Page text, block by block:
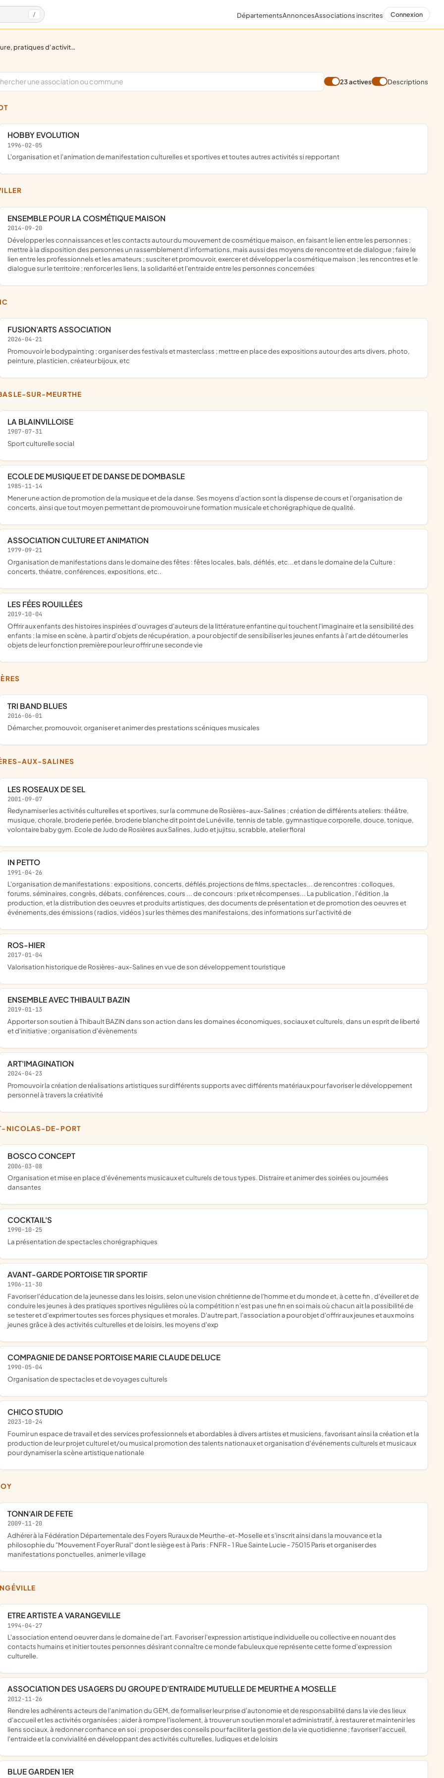
/ DépartementsAnnoncesAssociations inscrites Connexion
pratiques d'activités artistiques, culturelles
23 actives Descriptions
HOBBY EVOLUTION
1996-02-05
l'organisation et l'animation de manifestation culturelles et sportives et toutes autres activités si repportant
ENSEMBLE POUR LA COSMÉTIQUE MAISON
2014-09-20
développer les connaissances et les contacts autour du mouvement de cosmétique maison, en faisant le lien entre les personnes ;
mettre à la disposition des personnes un rassemblement d'informations, mais aussi des moyens de rencontre et de dialogue ; faire le
lien entre les professionnels et les amateurs ; susciter et promouvoir, exercer et développer la cosmétique maison ; les rencontres et le
dialogue sur le territoire ; renforcer les liens, la solidarité et l'entraide entre les personnes concernées
FUSION'ARTS ASSOCIATION
2026-04-21
promouvoir le bodypainting ; organiser des festivals et masterclass ; mettre en place des expositions autour des arts divers, photo,
peinture, plasticien, créateur bijoux, etc
SUR-MEURTHE
LA BLAINVILLOISE
1907-07-31
Sport culturelle social
ECOLE DE MUSIQUE ET DE DANSE DE DOMBASLE
1985-11-14
mener une action de promotion de la musique et de la danse. Ses moyens d'action sont la dispense de cours et l'organisation de
concerts, ainsi que tout moyen permettant de promouvoir une formation musicale et chorégraphique de qualité.
ASSOCIATION CULTURE ET ANIMATION
1979-09-21
Organisation de manifestations dans le domaine des fêtes : fêtes locales, bals, défilés, etc...et dans le domaine de la Culture :
concerts, théatre, conférences, expositions, etc..
LES FÉES ROUILLÉES
2019-10-04
offrir aux enfants des histoires inspirées d'ouvrages d'auteurs de la littérature enfantine qui touchent l'imaginaire et la sensibilité des
enfants ; la mise en scène, à partir d'objets de récupération, a pour objectif de sensibiliser les jeunes enfants à l'art de détourner les
objets de leur fonction première pour leur offrir une seconde vie
TRI BAND BLUES
2016-06-01
démarcher, promouvoir, organiser et animer des prestations scéniques musicales
AUX-SALINES
LES ROSEAUX DE SEL
2001-09-07
redynamiser les activités culturelles et sportives, sur la commune de Rosières-aux-Salines ; création de différents ateliers: théâtre,
musique, chorale, broderie perlée, broderie blanche dit point de Lunéville, tennis de table, gymnastique corporelle, douce, tonique,
volontaire baby gym. Ecole de Judo de Rosières aux Salines, Judo et jujitsu, scrabble, atelier floral
IN PETTO
1991-04-26
l'organisation de manifestations : expositions, concerts, défilés,projections de films,spectacles... de rencontres : colloques,
forums, séminaires, congrès, débats, conférences, cours ... de concours : prix et récompenses... La publication , l'édition ,la
production, et la distribution des oeuvres et produits artistiques, des documents de présentation et de promotion des oeuvres et
événements,des émissions ( radios, vidéos ) sur les thèmes des manifestaions, des informations sur l'activité de
ROS-HIER
2017-01-04
valorisation historique de Rosières-aux-Salines en vue de son développement touristique
ENSEMBLE AVEC THIBAULT BAZIN
2019-01-13
apporter son soutien à Thibault BAZIN dans son action dans les domaines économiques, sociaux et culturels, dans un esprit de liberté
et d'initiative ; organisation d'évènements
ART'IMAGINATION
2024-04-23
promouvoir la création de réalisations artistiques sur différents supports avec différents matériaux pour favoriser le développement
personnel à travers la créativité
NICOLAS-DE-PORT
BOSCO CONCEPT
2006-03-08
Organisation et mise en place d'événements musicaux et culturels de tous types. Distraire et animer des soirées ou journées
dansantes
COCKTAIL'S
1990-10-25
la présentation de spectacles chorégraphiques
AVANT-GARDE PORTOISE TIR SPORTIF
1906-11-30
favoriser l'éducation de la jeunesse dans les loisirs, selon une vision chrétienne de l'homme et du monde et, à cette fin , d'éveiller et de
conduire les jeunes à des pratiques sportives régulières où la compétition n'est pas une fin en soi mais où chacun ait la possibilité de
se tester et d'exprimer toutes ses forces physiques et morales. D'autre part, l'association a pour objet d'offrir aux jeunes et aux moins
jeunes grâce à des activités culturelles et de loisirs, les moyens d'exp
COMPAGNIE DE DANSE PORTOISE MARIE CLAUDE DELUCE
1990-05-04
organisation de spectacles et de voyages culturels
CHICO STUDIO
2023-10-24
fournir un espace de travail et des services professionnels et abordables à divers artistes et musiciens, favorisant ainsi la création et la
production de leur projet culturel et/ou musical promotion des talents nationaux et organisation d'événements culturels et musicaux
pour dynamiser la scène artistique nationale
TONN'AIR DE FETE
2009-11-20
adhérer à la Fédération Départementale des Foyers Ruraux de Meurthe-et-Moselle et s'inscrit ainsi dans la mouvance et la
philosophie du "Mouvement Foyer Rural" dont le siège est à Paris : FNFR - 1 Rue Sainte Lucie - 75015 Paris et organiser des
manifestations ponctuelles, animer le village
ETRE ARTISTE A VARANGEVILLE
1994-04-27
l'association entend oeuvrer dans le domaine de l'art. Favoriser l'expression artistique individuelle ou collective en nouant des
contacts humains et initier toutes personnes désirant connaître ce monde fabuleux que représente cette forme d'expression
culturelle.
ASSOCIATION DES USAGERS DU GROUPE D'ENTRAIDE MUTUELLE DE MEURTHE A MOSELLE
2012-11-26
rendre les adhérents acteurs de l'animation du GEM, de formaliser leur prise d'autonomie et de responsabilité dans la vie des lieux
d'accueil et les activités organisées ; aider à rompre l'isolement, à trouver un soutien moral et administratif, à restaurer et maintenir les
liens sociaux, à redonner confiance en soi ; proposer des conseils pour faciliter la gestion de la vie quotidienne ; favoriser l'accueil,
l'entraide et la convivialité en développant des activités culturelles, ludiques et de loisirs
BLUE GARDEN 1ER